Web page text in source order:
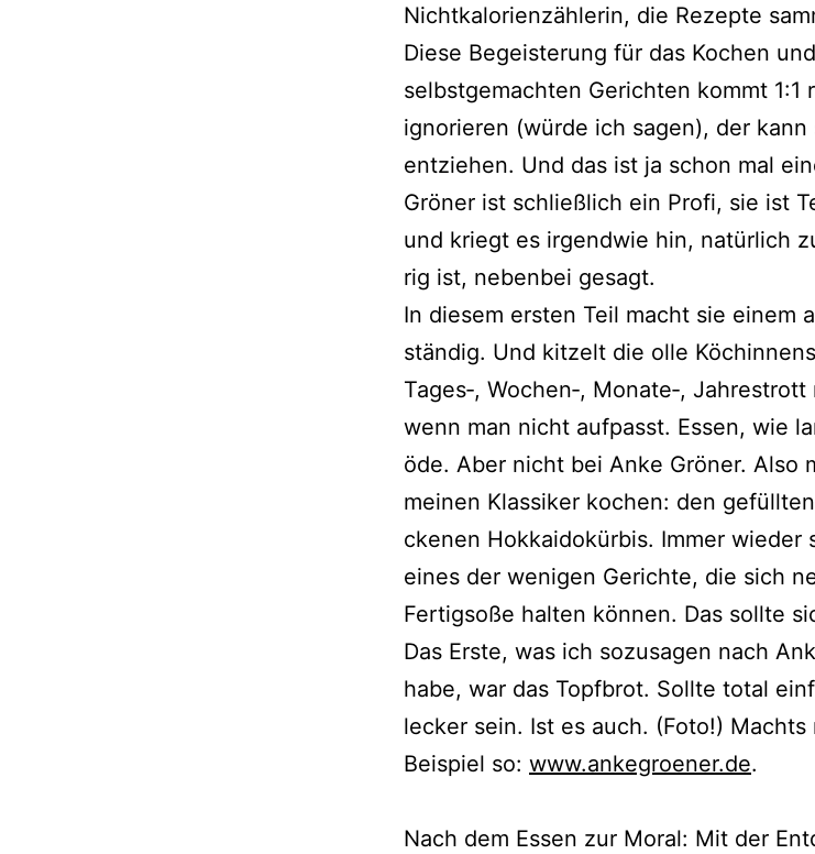
Nichtkalorienzählerin, die Rezepte
Diese Begeisterung für das Kochen
selbst­ge­mach­ten Gerichten kommt 1:1
igno­rie­ren (wür­de ich sagen), der
ent­zie­hen. Und das ist ja schon mal
Gröner ist schließ­lich ein Profi, sie ist
und kriegt es irgend­wie hin, natür­lich
rig ist, neben­bei gesagt.
In die­sem ers­ten Teil macht sie einem
stän­dig. Und kit­zelt die olle
Tages‑, Wochen‑, Monate‑,
wenn man nicht auf­passt. Essen, wie
öde. Aber nicht bei Anke Gröner. Also
mei­nen Klassiker kochen: den
cke­nen Hokkaidokürbis. Immer wie­der
eines der weni­gen Gerichte, die sich
Fertigsoße hal­ten kön­nen. Das soll­te
Das Erste, was ich sozu­sa­gen nach
habe, war das Topfbrot. Sollte total
lecker sein. Ist es auch. (Foto!) Machts
Beispiel so: www.ankegroener.de.
Nach dem Essen zur Moral: Mit der